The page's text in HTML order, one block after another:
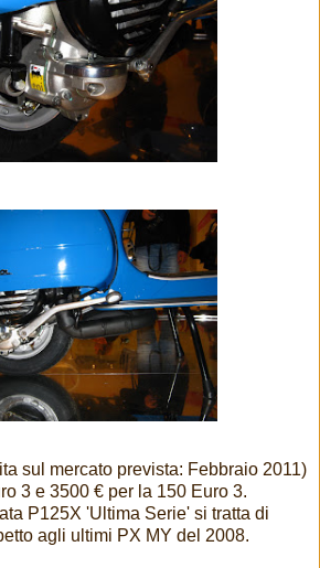
sul mercato prevista: Febbraio 2011)
3 e 3500 € per la 150 Euro 3.
P125X 'Ultima Serie' si tratta di
agli ultimi PX MY del 2008.